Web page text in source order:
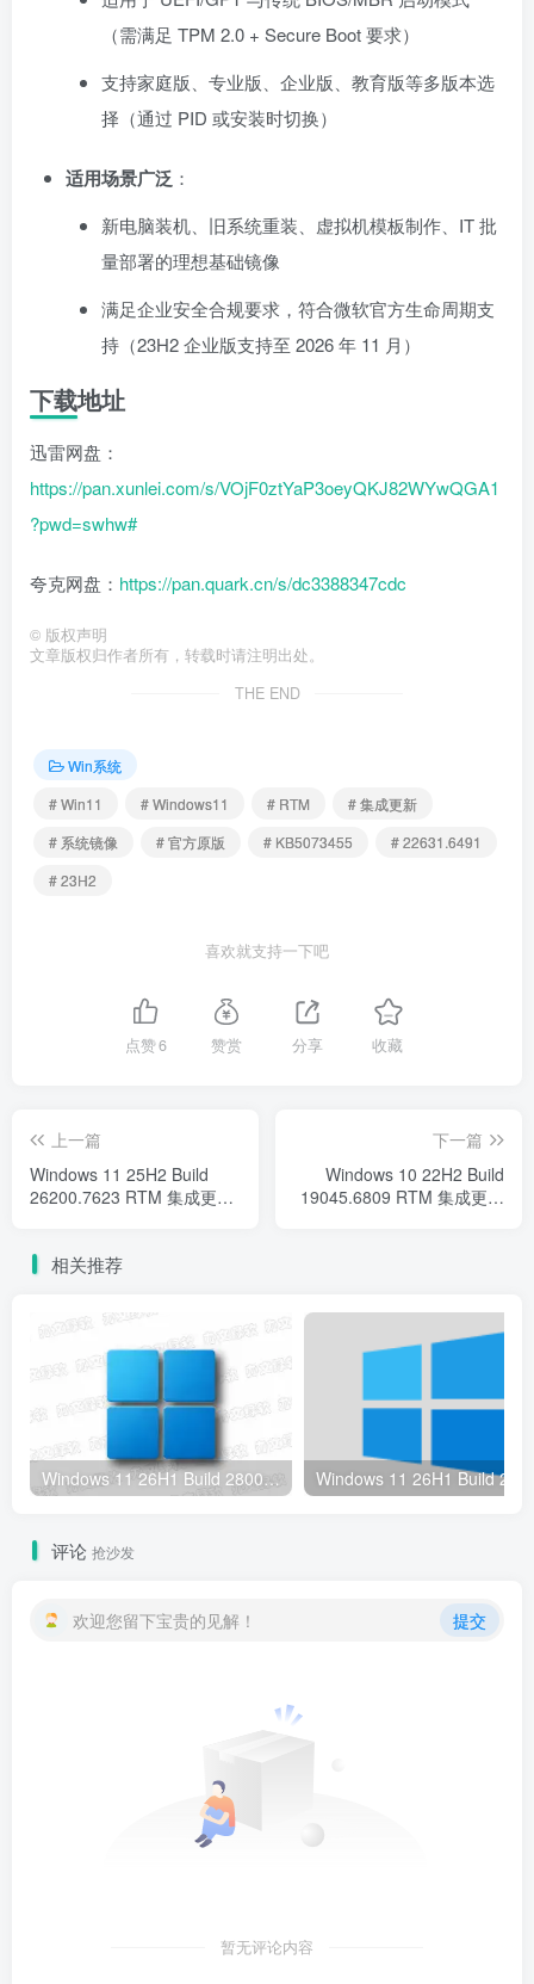
（需满足 TPM 2.0 + Secure Boot 要求）
支持家庭版、专业版、企业版、教育版等多版本选
择（通过 PID 或安装时切换）
适用场景广泛 ：
新电脑装机、旧系统重装、虚拟机模板制作、IT 批
量部署的理想基础镜像
满足企业安全合规要求，符合微软官方生命周期支
持（23H2 企业版支持至 2026 年 11 月）
下载地址
迅雷网盘：
https://pan.xunlei.com/s/VOjF0ztYaP3oeyQKJ82WYwQGA1
?pwd=swhw#
夸克网盘： https://pan.quark.cn/s/dc3388347cdc
© 版权声明
文章版权归作者所有，转载时请注明出处。
THE END
Win系统
# Win11
# Windows11 # RTM
# 集成更新
# 系统镜像
# 官方原版 # KB5073455
# 22631.6491
# 23H2
喜欢就支持一下吧
点赞6 赞赏 分享 收藏
上一篇
Windows 11 25H2 Build
26200.7623 RTM 集成更新
下一篇
Windows 10 22H2 Build
19045.6809 RTM 集成更新
相关推荐
Windows 11 26H1 Build 28000.2340 RTM 集成更新镜像 (2026年6月)
评论 抢沙发
欢迎您留下宝贵的见解！ 提交
暂无评论内容